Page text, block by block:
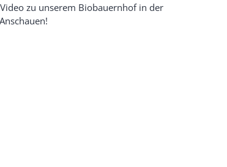
zu unserem Biobauernhof in der